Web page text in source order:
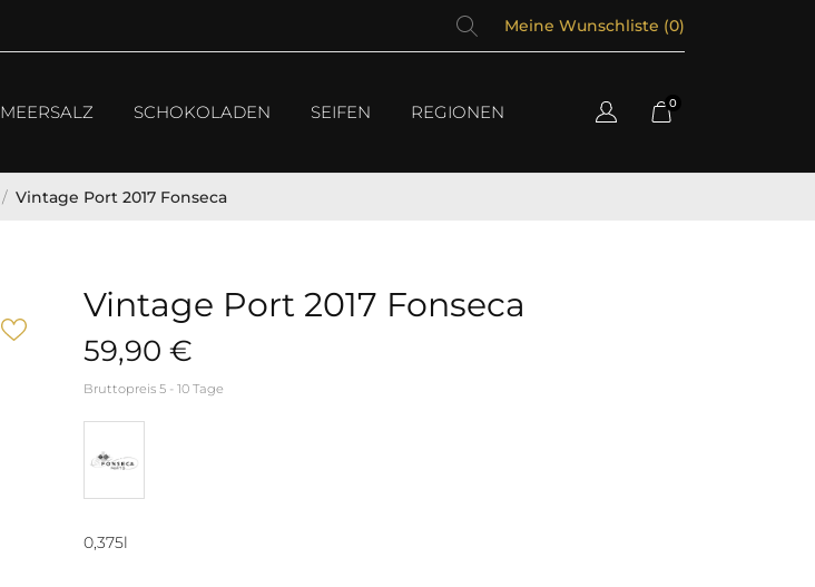
Meine Wunschliste (0)
MEERSALZ SCHOKOLADEN SEIFEN REGIONEN 0
Vintage Port 2017 Fonseca
Vintage Port 2017 Fonseca
59,90 €
Bruttopreis 5 - 10 Tage
0,375l